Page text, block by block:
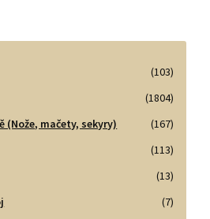
(103)
(1804)
(Nože, mačety, sekyry)
(167)
(113)
(13)
(7)